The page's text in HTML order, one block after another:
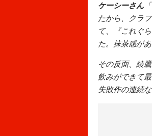
ケーシーさん
たから、クラ
て、『これぐ
た。抹茶感が
その反面、綾
飲みができて
失敗作の連続な